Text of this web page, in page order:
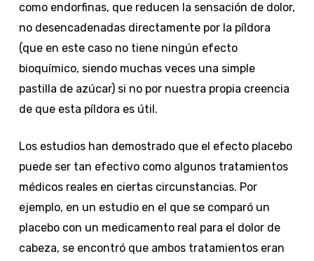
como endorfinas, que reducen la sensación de dolor,
no desencadenadas directamente por la píldora
(que en este caso no tiene ningún efecto
bioquímico, siendo muchas veces una simple
pastilla de azúcar) si no por nuestra propia creencia
de que esta píldora es útil.
Los estudios han demostrado que el efecto placebo
puede ser tan efectivo como algunos tratamientos
médicos reales en ciertas circunstancias. Por
ejemplo, en un estudio en el que se comparó un
placebo con un medicamento real para el dolor de
cabeza, se encontró que ambos tratamientos eran